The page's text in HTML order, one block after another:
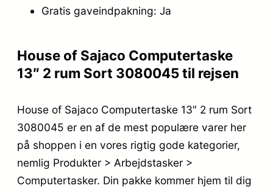
Gratis gaveindpakning: Ja
House of Sajaco Computertaske
13″ 2 rum Sort 3080045 til rejsen
House of Sajaco Computertaske 13″ 2 rum Sort
3080045 er en af de mest populære varer her
på shoppen i en vores rigtig gode kategorier,
nemlig Produkter > Arbejdstasker >
Computertasker. Din pakke kommer hjem til dig